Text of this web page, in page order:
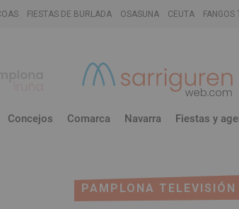
FIESTAS DE BURLADA OSASUNA CEUTA FANGOS
Concejos Comarca Navarra Fiestas y
PAMPLONA TELEVISIÓN